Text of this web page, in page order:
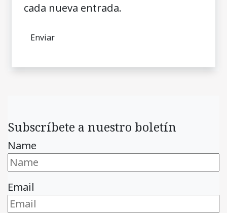
cada nueva entrada.
Subscríbete a nuestro boletín
Name
Email